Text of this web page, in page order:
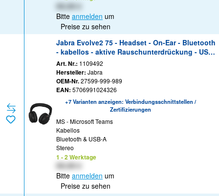
Bitte anmelden um
Preise zu sehen
Jabra Evolve2 75 - Headset - On-Ear - Bluetooth
- kabellos - aktive Rauschunterdrückung - USB-
A - Geräuschisolierung - Schwarz - mit Ladestati
on - Zertifiziert für Microsoft Teams
Art. Nr.: 1109492
Hersteller: Jabra
OEM-Nr.27599-999-989
EAN: 5706991024326
+7 Varianten anzeigen: Verbindungsschnittstellen /
Zertifizierungen
MS - Microsoft Teams
Kabellos
Bluetooth & USB-A
Stereo
1 - 2 Werktage
XX,XX €
Bitte anmelden um
Preise zu sehen